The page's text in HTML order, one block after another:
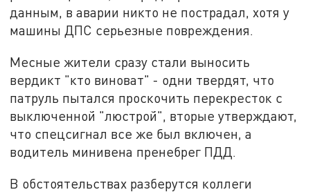
данным, в аварии никто не пострадал, хотя у
машины ДПС серьезные повреждения.
Месные жители сразу стали выносить
вердикт "кто виноват" - одни твердят, что
патруль пытался проскочить перекресток с
выключенной "люстрой", вторые утверждают,
что спецсигнал все же был включен, а
водитель минивена пренебрег ПДД.
В обстоятельствах разберутся коллеги